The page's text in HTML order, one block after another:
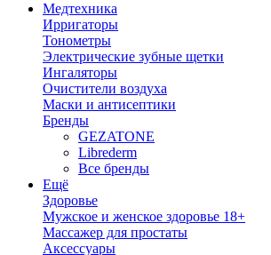
Медтехника
Ирригаторы
Тонометры
Электрические зубные щетки
Ингаляторы
Очистители воздуха
Маски и антисептики
Бренды
GEZATONE
Librederm
Все бренды
Ещё
Здоровье
Мужское и женское здоровье 18+
Массажер для простаты
Аксессуары